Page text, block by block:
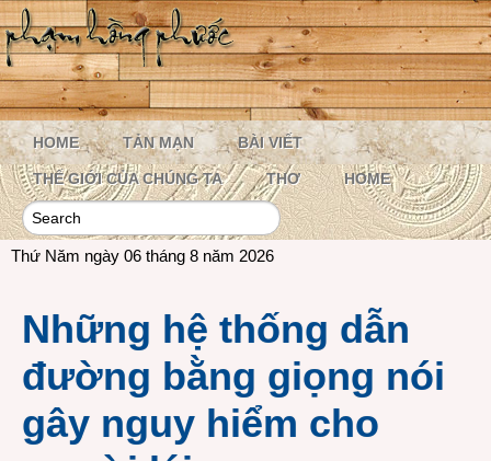
HOME TẢN MẠN BÀI VIẾT
THẾ GIỚI CỦA CHÚNG TA THƠ HOME
Thứ Năm ngày 06 tháng 8 năm 2026
Những hệ thống dẫn
đường bằng giọng nói
gây nguy hiểm cho